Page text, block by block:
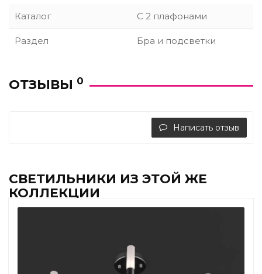
Каталог С 2 плафонами
Раздел Бра и подсветки
ОТЗЫВЫ 0
Написать отзыв
СВЕТИЛЬНИКИ ИЗ ЭТОЙ ЖЕ
КОЛЛЕКЦИИ